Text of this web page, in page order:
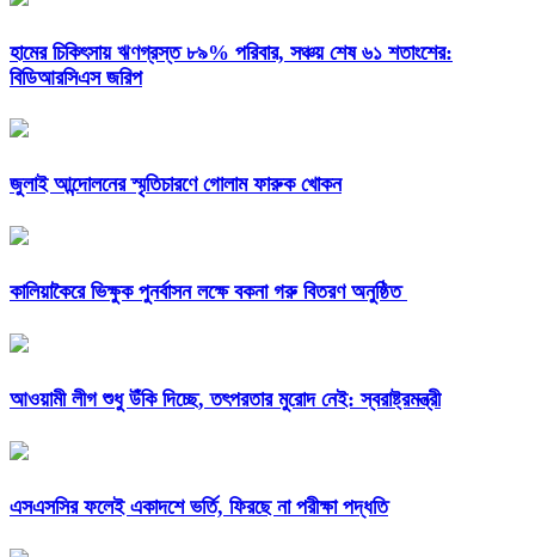
হামের চিকিৎসায় ঋণগ্রস্ত ৮৯% পরিবার, সঞ্চয় শেষ ৬১ শতাংশের:
বিডিআরসিএস জরিপ
জুলাই আন্দোলনের স্মৃতিচারণে গোলাম ফারুক খোকন
কালিয়াকৈরে ভিক্ষুক পুনর্বাসন লক্ষে বকনা গরু বিতরণ অনুষ্ঠিত
আওয়ামী লীগ শুধু উঁকি দিচ্ছে, তৎপরতার মুরোদ নেই: স্বরাষ্ট্রমন্ত্রী
এসএসসির ফলেই একাদশে ভর্তি, ফিরছে না পরীক্ষা পদ্ধতি